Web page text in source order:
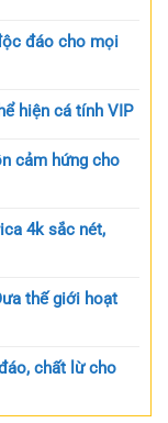
đáo cho mọi
hiện cá tính VIP
cảm hứng cho
4k sắc nét,
thế giới hoạt
chất lừ cho